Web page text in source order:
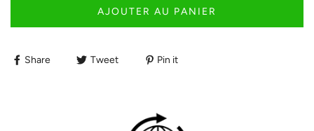
AJOUTER AU PANIER
Share Tweet Pin it